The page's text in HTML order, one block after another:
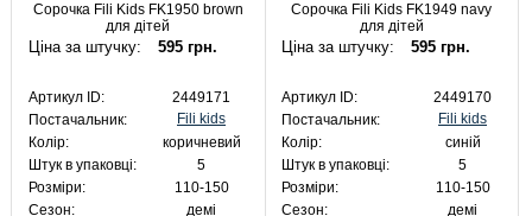
Сорочка Fili Kids FK1950 brown
для дітей
Ціна за штучку: 595 грн.
Артикул ID:
2449171
Постачальник:
Fili kids
Колір:
коричневий
Штук в упаковці:
5
Розміри:
110-150
Сезон:
демі
Сорочка Fili Kids FK1949 navy
для дітей
Ціна за штучку: 595 грн.
Артикул ID:
2449170
Постачальник:
Fili kids
Колір:
синій
Штук в упаковці:
5
Розміри:
110-150
Сезон:
демі